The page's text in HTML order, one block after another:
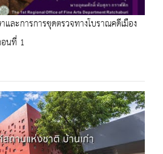
ละการการขุดตรวจทางโบราณคดีเมือง
นที่ 1